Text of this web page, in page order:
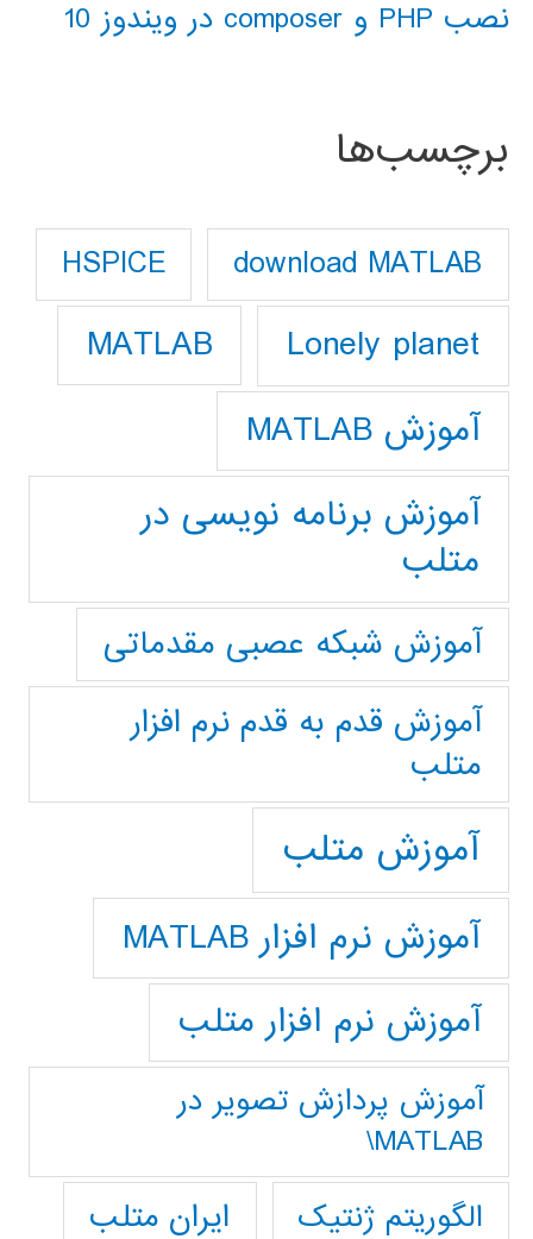
نصب PHP و composer در ویندوز 10
برچسب‌ها
download MATLAB
HSPICE
Lonely planet
MATLAB
آموزش MATLAB
آموزش برنامه نویسی در
متلب
آموزش شبکه عصبی مقدماتی
آموزش قدم به قدم نرم افزار
متلب
آموزش متلب
آموزش نرم افزار MATLAB
آموزش نرم افزار متلب
آموزش پردازش تصوير در
MATLAB\
الگوریتم ژنتیک
ایران متلب